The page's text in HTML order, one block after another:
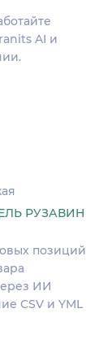
AI и
РУЗАВИН
позиций
ИИ
CSV и YML